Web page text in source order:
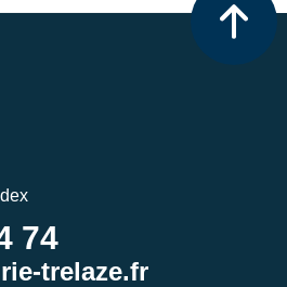
74
trelaze.fr